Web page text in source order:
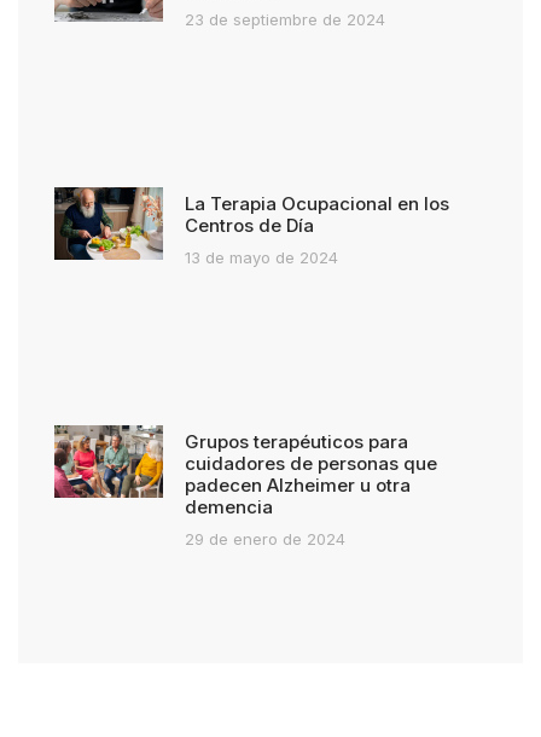
23 de septiembre de 2024
La Terapia Ocupacional en los
Centros de Día
13 de mayo de 2024
Grupos terapéuticos para
cuidadores de personas que
padecen Alzheimer u otra
demencia
29 de enero de 2024